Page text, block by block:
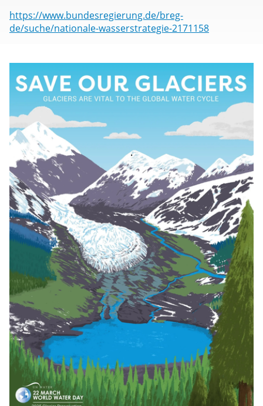
https://www.bundesregierung.de/breg-
de/suche/nationale-wasserstrategie-2171158